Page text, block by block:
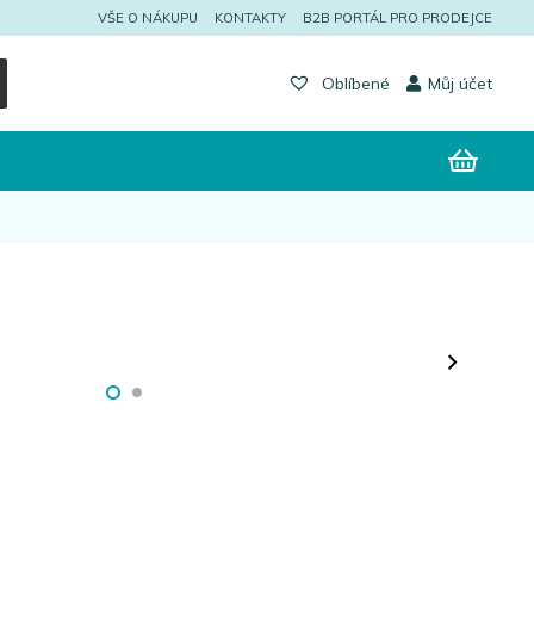
VŠE O NÁKUPU KONTAKTY B2B PORTÁL PRO PRODEJCE
Oblíbené Můj účet